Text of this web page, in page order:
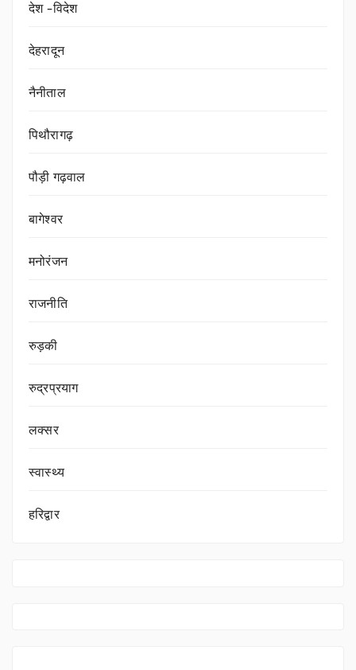
देश -विदेश
देहरादून
नैनीताल
पिथौरागढ़
पौड़ी गढ़वाल
बागेश्वर
मनोरंजन
राजनीति
रुड़की
रुद्रप्रयाग
लक्सर
स्वास्थ्य
हरिद्वार